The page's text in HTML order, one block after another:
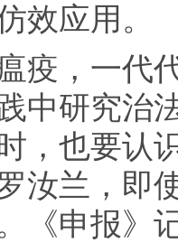
效应用。
，一代代
中研究治
，也要认
汝兰，即
《申报》